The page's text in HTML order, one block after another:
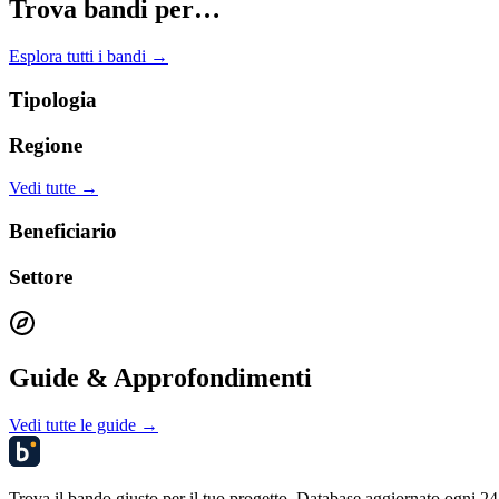
Trova bandi per…
Esplora tutti i bandi →
Tipologia
Regione
Vedi tutte →
Beneficiario
Settore
Guide & Approfondimenti
Vedi tutte le guide →